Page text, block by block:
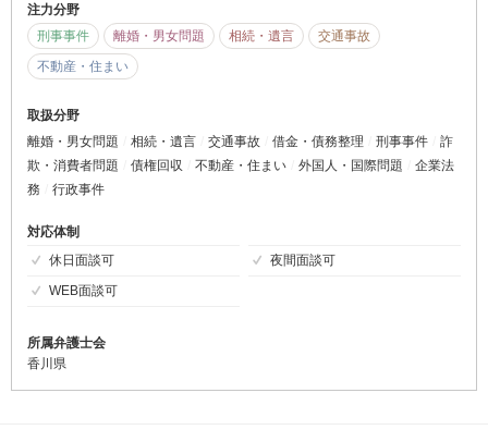
注力分野
刑事事件
離婚・男女問題 相続・遺言
交通事故
不動産・住まい
取扱分野
離婚・男女問題
相続・遺言 交通事故 借金・債務整理 刑事事件
詐
欺・消費者問題
債権回収 不動産・住まい 外国人・国際問題
企業法
務
行政事件
対応体制
休日面談可
夜間面談可
WEB面談可
所属弁護士会
香川県